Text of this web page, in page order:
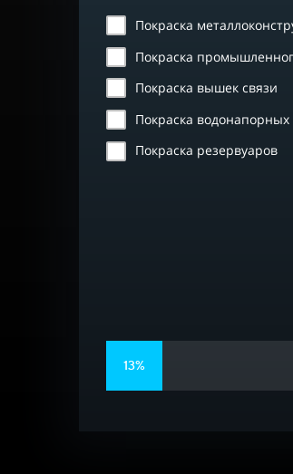
Покраска
Покраска
Покраска вышек связи
Покраска
Покраска резервуаров
13%